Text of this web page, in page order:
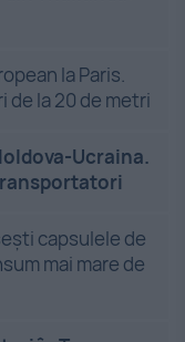
la Paris.
de la 20 de metri
Ucraina.
capsulele de
mai mare de